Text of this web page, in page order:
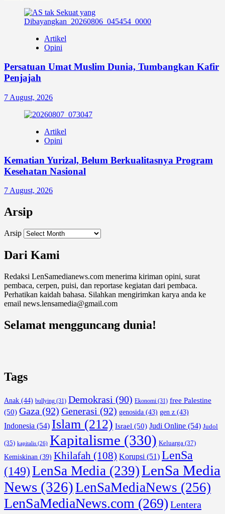
Artikel
Opini
Persatuan Umat Muslim Dunia, Tumbangkan Kafir
Penjajah
7 August, 2026
Artikel
Opini
Kematian Yurizal, Belum Berkualitasnya Program
Kesehatan Nasional
7 August, 2026
Arsip
Arsip
Dari Kami
Redaksi LenSamedianews.com menerima kiriman opini, surat
pembaca, cerpen, puisi, dan reportase kegiatan dari pembaca.
Perhatikan kaidah bahasa. Silahkan mengirimkan karya anda ke
email news.lensamedia@gmail.com
Selamat mengguncang dunia!
Tags
Anak (44) bullying (31) Demokrasi (90) Ekonomi (31) free Palestine
(50) Gaza (92) Generasi (92) genosida (43) gen z (43)
Indonesia (54) Islam (212) Israel (50) Judi Online (54) Judol
(35) kapitalis (26) Kapitalisme (330) Keluarga (37)
Kemiskinan (39) Khilafah (108) Korupsi (51) LenSa
(149)LenSa Media (239)LenSa Media
News (326)LenSaMediaNews (256)
LenSaMediaNews.com (269) Lentera